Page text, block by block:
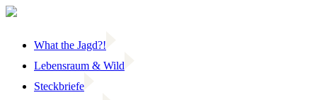
Zum
What the Jagd?!
Lebensraum & Wild
Steckbriefe